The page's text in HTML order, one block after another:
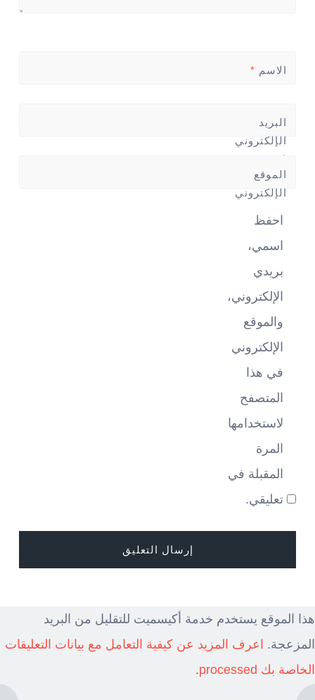
الاسم *
البريد
الإلكتروني
*
الموقع
الإلكتروني
احفظ
اسمي،
بريدي
الإلكتروني،
والموقع
الإلكتروني
في هذا
المتصفح
لاستخدامها
المرة
المقبلة في
تعليقي.
هذا الموقع يستخدم خدمة أكيسميت للتقليل من البريد
المزعجة.
اعرف المزيد عن كيفية التعامل مع بيانات التعليقات
الخاصة بك processed
.